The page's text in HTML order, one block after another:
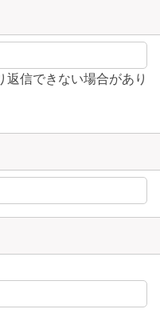
信できない場合があり